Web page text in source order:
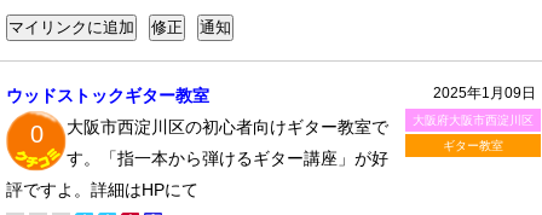
2025年1月09日
大阪府大阪市西淀川区
ギター教室
ウッドストックギター教室
0
大阪市西淀川区の初心者向けギター教室で
す。「指一本から弾けるギター講座」が好
評ですよ。詳細はHPにて